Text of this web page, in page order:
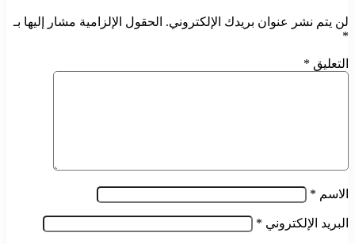
لن يتم نشر عنوان بريدك الإلكتروني. الحقول الإلزامية مشار إليها بـ
*
التعليق *
الاسم *
البريد الإلكتروني *